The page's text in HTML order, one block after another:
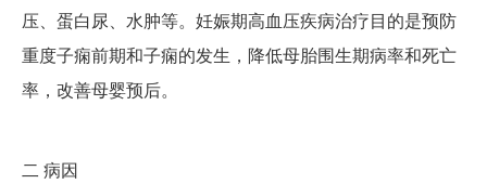
压、蛋白尿、水肿等。妊娠期高血压疾病治疗目的是预防
重度子痫前期和子痫的发生，降低母胎围生期病率和死亡
率，改善母婴预后。
二 病因